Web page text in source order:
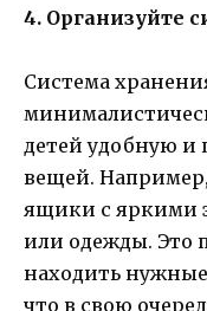
4. Организуйте
Система
детей удобную и
вещей.
ящики с яркими
или одежды. Это
находить
что в свою